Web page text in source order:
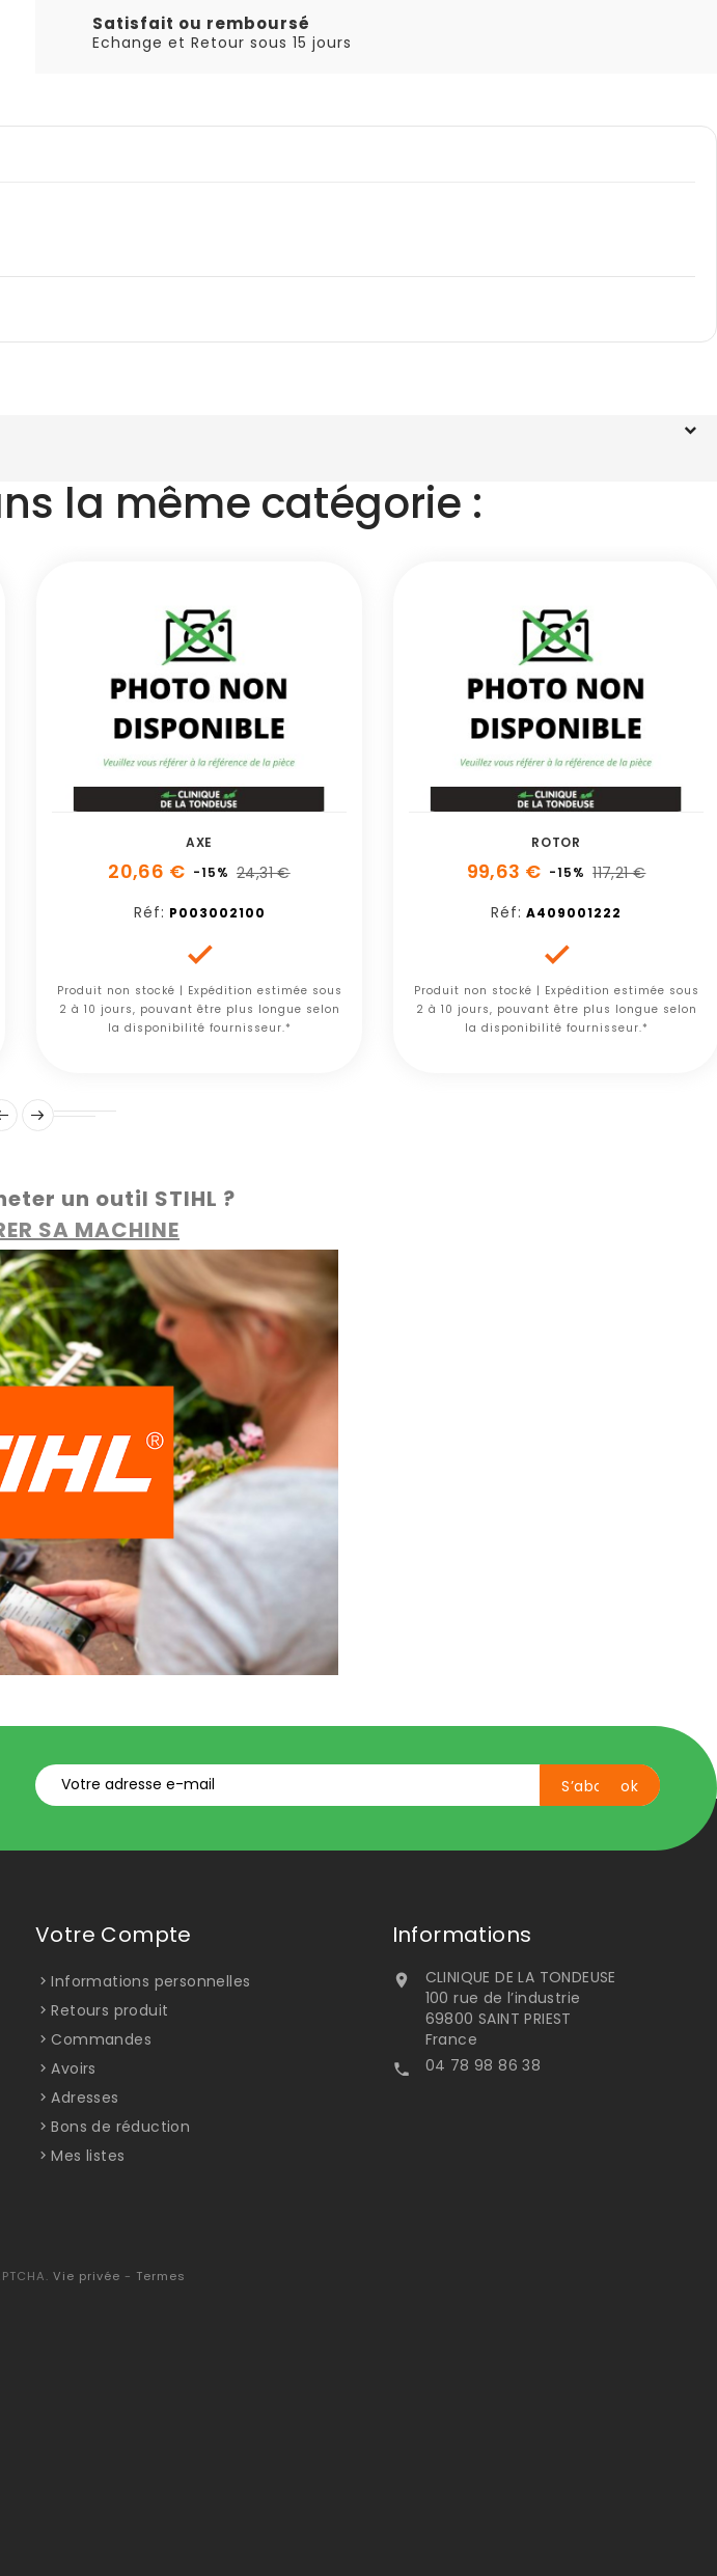
Satisfait ou remboursé
Echange et Retour sous 15 jours
la même catégorie :
AXE
20,66 € -15% 24,31 €
Réf: P003002100

Produit non stocké | Expédition estimée sous
2 à 10 jours, pouvant être plus longue selon
la disponibilité fournisseur.*
ROTOR
99,63 € -15% 117,21 €
Réf: A409001222

Produit non stocké | Expédition estimée sous
2 à 10 jours, pouvant être plus longue selon
la disponibilité fournisseur.*
un outil STIHL ?
SA MACHINE
Votre Compte
Informations personnelles
Retours produit
Commandes
Avoirs
Adresses
Bons de réduction
Mes listes
Informations

CLINIQUE DE LA TONDEUSE
100 rue de l’industrie
69800 SAINT PRIEST
France
 04 78 98 86 38
Vie privée - Termes